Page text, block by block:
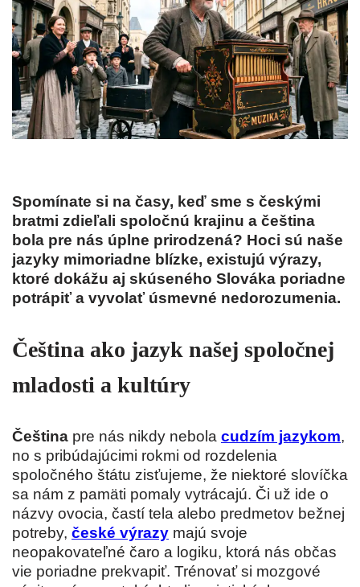
Spomínate si na časy, keď sme s českými
bratmi zdieľali spoločnú krajinu a čeština
bola pre nás úplne prirodzená? Hoci sú naše
jazyky mimoriadne blízke, existujú výrazy,
ktoré dokážu aj skúseného Slováka poriadne
potrápiť a vyvolať úsmevné nedorozumenia.
Čeština ako jazyk našej spoločnej
mladosti a kultúry
Čeština pre nás nikdy nebola cudzím jazykom,
no s pribúdajúcimi rokmi od rozdelenia
spoločného štátu zisťujeme, že niektoré slovíčka
sa nám z pamäti pomaly vytrácajú. Či už ide o
názvy ovocia, častí tela alebo predmetov bežnej
potreby, české výrazy majú svoje
neopakovateľné čaro a logiku, ktorá nás občas
vie poriadne prekvapiť. Trénovať si mozgové